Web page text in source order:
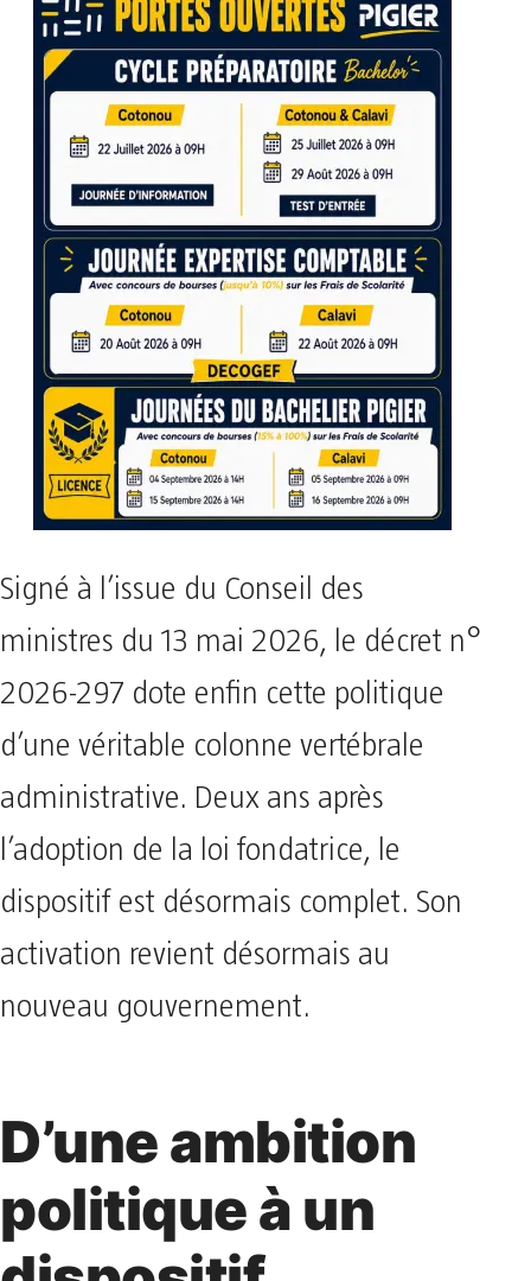
Signé à l’issue du Conseil des
ministres du 13 mai 2026, le décret n°
2026-297 dote enfin cette politique
d’une véritable colonne vertébrale
administrative. Deux ans après
l’adoption de la loi fondatrice, le
dispositif est désormais complet. Son
activation revient désormais au
nouveau gouvernement.
D’une ambition
politique à un